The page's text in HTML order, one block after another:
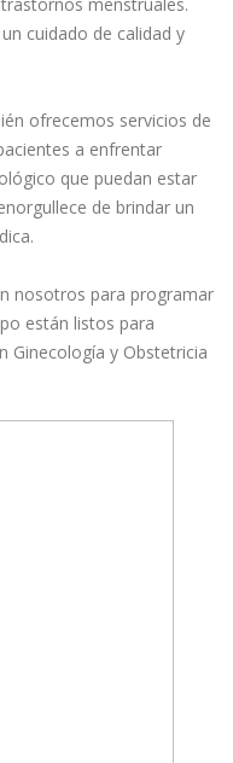
cuidado de calidad y
ofrecemos servicios de
a enfrentar
que puedan estar
de brindar un
nosotros para programar
están listos para
Ginecología y Obstetricia